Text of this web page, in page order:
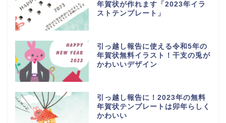
年賀状が作れます「2023年イラ
ストテンプレート」
引っ越し報告に使える令和5年の
年賀状無料イラスト！干支の兎が
かわいいデザイン
引っ越し報告に！2023年の無料
年賀状テンプレートは卯年らしく
かわいい